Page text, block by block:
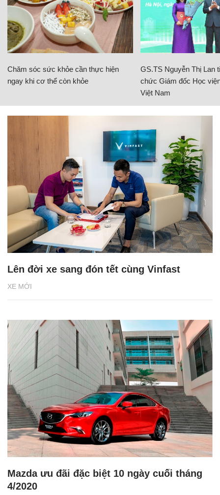
Chăm sóc sức khỏe cần thực hiện
ngay khi cơ thể còn khỏe
GS.TS Nguyễn Thị Lan
chức Giám đốc Học
Việt Nam
XE MỚI
Lên đời xe sang đón tết cùng Vinfast
Mazda ưu đãi đặc biệt 10 ngày cuối tháng
4/2020